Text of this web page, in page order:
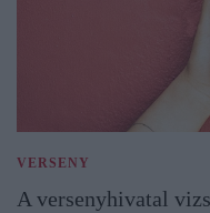
VERSENY
A versenyhivatal